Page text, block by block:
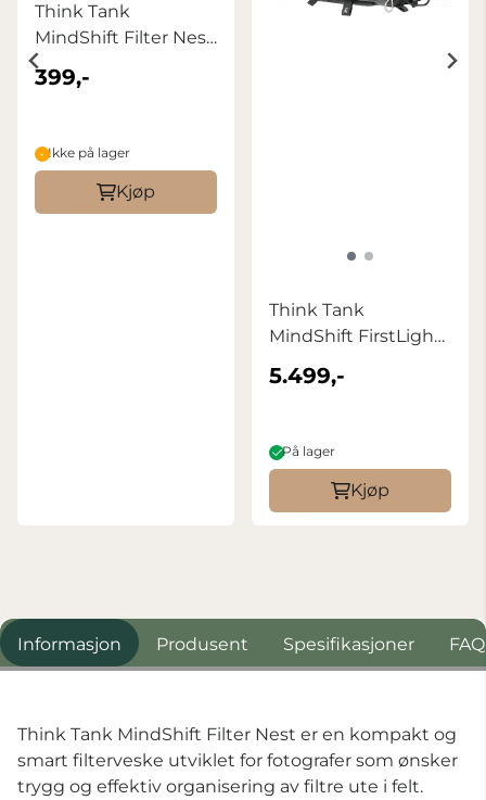
Think Tank
MindShift Filter Nest
Mini, Black
399,-
Ikke på lager
Kjøp
Think Tank
MindShift FirstLight
35L+, Black
5.499,-
På lager
Kjøp
Informasjon Produsent Spesifikasjoner FAQ
Think Tank MindShift Filter Nest er en kompakt og
smart filterveske utviklet for fotografer som ønsker
trygg og effektiv organisering av filtre ute i felt.